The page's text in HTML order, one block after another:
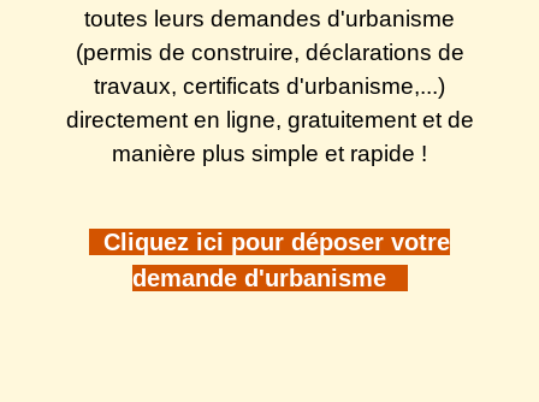
toutes leurs demandes d'urbanisme
(permis de construire, déclarations de
travaux, certificats d'urbanisme,...)
directement en ligne, gratuitement et de
manière plus simple et rapide !
Cliquez ici pour déposer votre
demande d'urbanisme